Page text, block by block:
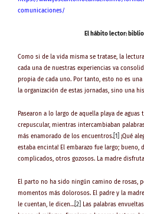
comunicaciones/
El hábito lector:
Como si de la vida misma se tratase, la
cada una de nuestras experiencias va
propia de cada uno. Por tanto, esto no es
la organización de estas jornadas, sino una
Pasearon a lo largo de aquella playa de
crepuscular, mientras intercambiaban
más enamorado de los encuentros.[1] ¡Qué
estaba encinta! El embarazo fue largo; bueno,
complicados, otros gozosos. La madre
El parto no ha sido ningún camino de rosas,
momentos más dolorosos. El padre y la
le cuentan, le dicen…[2]
Las palabras